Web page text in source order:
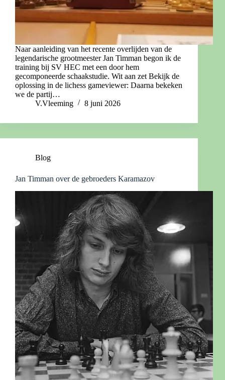
Naar aanleiding van het recente overlijden van de
legendarische grootmeester Jan Timman begon ik de
training bij SV HEC met een door hem
gecomponeerde schaakstudie. Wit aan zet Bekijk de
oplossing in de lichess gameviewer: Daarna bekeken
we de partij…
V.Vleeming
8 juni 2026
Blog
Jan Timman over de gebroeders Karamazov